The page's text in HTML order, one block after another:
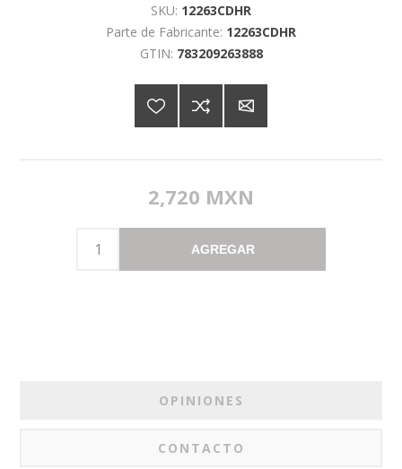
SKU: 12263CDHR
Parte de Fabricante: 12263CDHR
GTIN: 783209263888
2,720 MXN
AGREGAR
OPINIONES
CONTACTO